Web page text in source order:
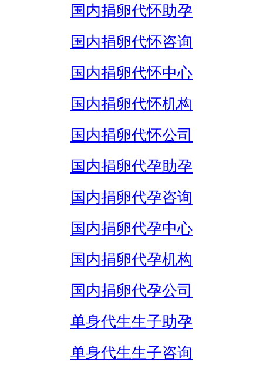
国内捐卵代怀助孕
国内捐卵代怀咨询
国内捐卵代怀中心
国内捐卵代怀机构
国内捐卵代怀公司
国内捐卵代孕助孕
国内捐卵代孕咨询
国内捐卵代孕中心
国内捐卵代孕机构
国内捐卵代孕公司
单身代生生子助孕
单身代生生子咨询